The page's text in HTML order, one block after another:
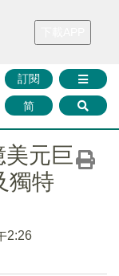
財華證券 媒體矩陣
訂閱
简
元巨
獨特
2:26